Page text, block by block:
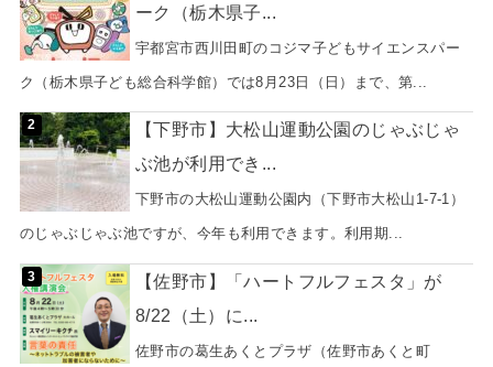
ーク（栃木県子...
宇都宮市西川田町のコジマ子どもサイエンスパー
ク（栃木県子ども総合科学館）では8月23日（日）まで、第...
【下野市】大松山運動公園のじゃぶじゃ
ぶ池が利用でき...
下野市の大松山運動公園内（下野市大松山1-7-1）
のじゃぶじゃぶ池ですが、今年も利用できます。利用期...
【佐野市】「ハートフルフェスタ」が
8/22（土）に...
佐野市の葛生あくとプラザ（佐野市あくと町